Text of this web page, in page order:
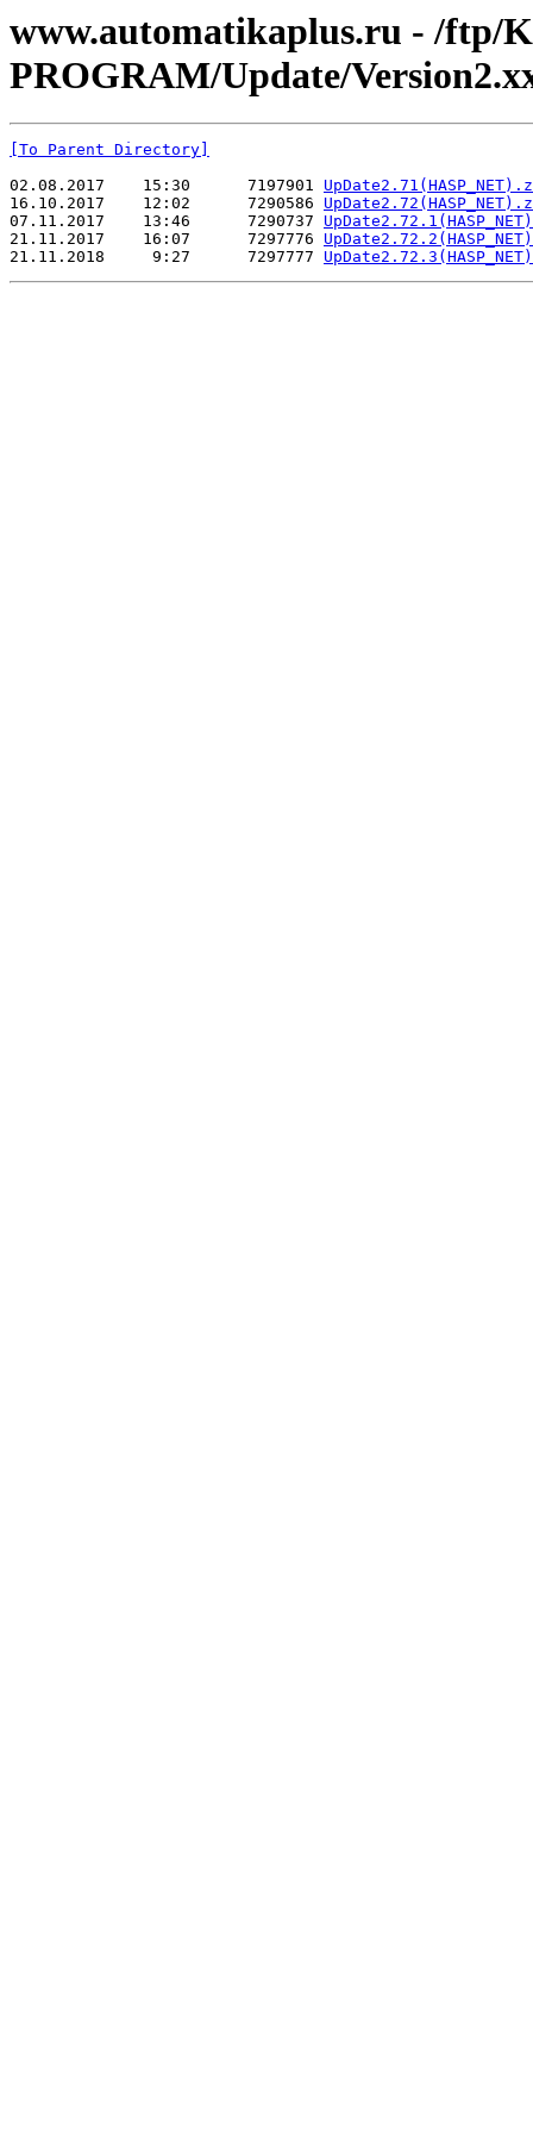
www.automatikaplus.ru - /ftp/
PROGRAM/Update/
[To Parent Directory]
02.08.2017    15:30      7197901
16.10.2017    12:02      7290586
07.11.2017    13:46      7290737
21.11.2017    16:07      7297776
21.11.2018     9:27      7297777